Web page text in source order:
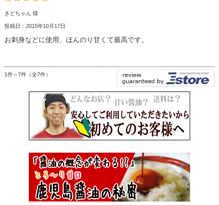
きどちゃん 様
投稿日：2015年10月17日
お刺身などに使用、ほんのり甘くて最高です。
1件～7件（全7件）